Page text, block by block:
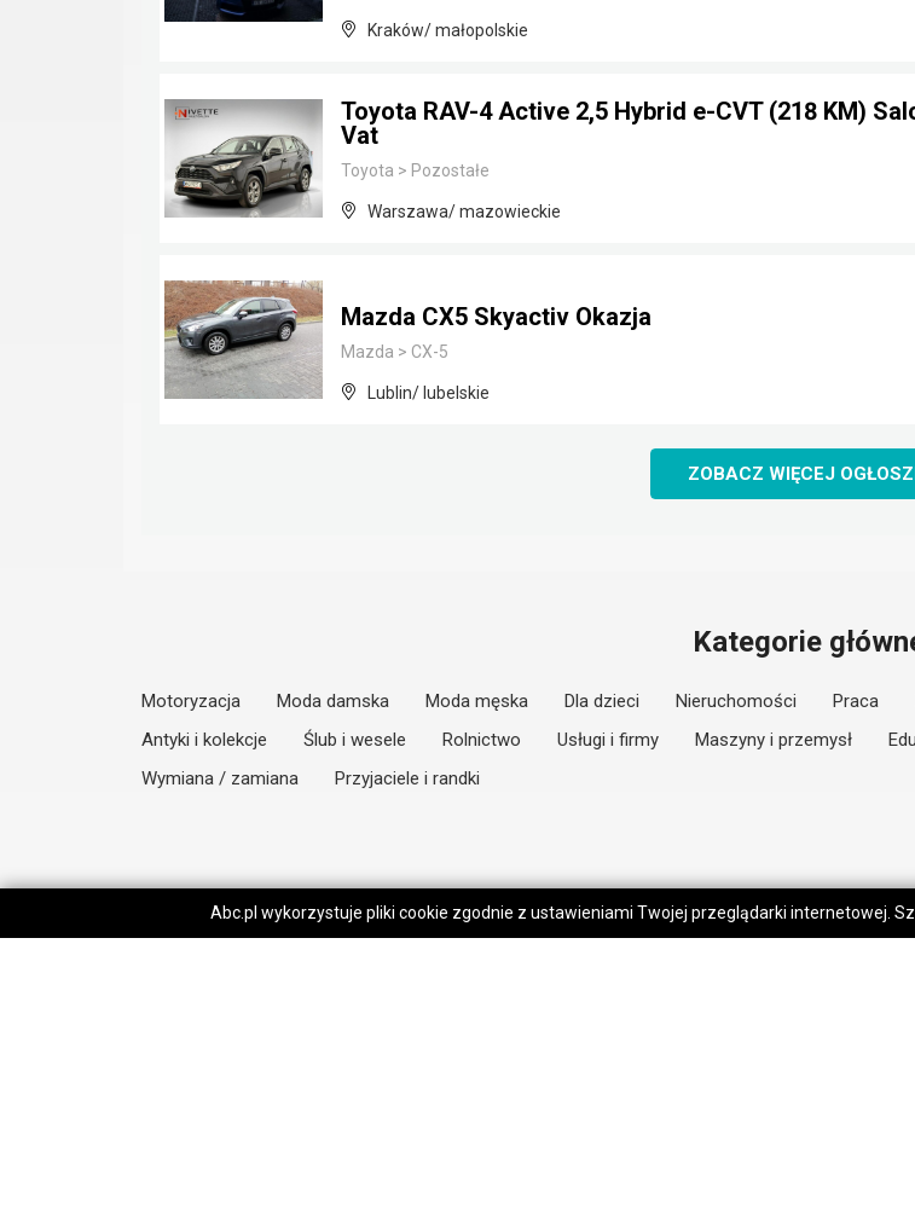
Kraków/ małopolskie
Toyota RAV-4 Active 2,5 Hybrid e-CVT (218 KM)
Vat
Toyota > Pozostałe
Warszawa/ mazowieckie
Mazda CX5 Skyactiv Okazja
Mazda > CX-5
Lublin/ lubelskie
ZOBACZ WIĘCEJ
Kategorie
Motoryzacja Moda damska Moda męska Dla dzieci Nieruchomości Praca
Antyki i kolekcje
Ślub i wesele Rolnictwo Usługi i firmy Maszyny i przemysł
Wymiana / zamiana
Przyjaciele i randki
Abc.pl wykorzystuje pliki cookie zgodnie z ustawieniami Twojej przeglądarki internetowej.